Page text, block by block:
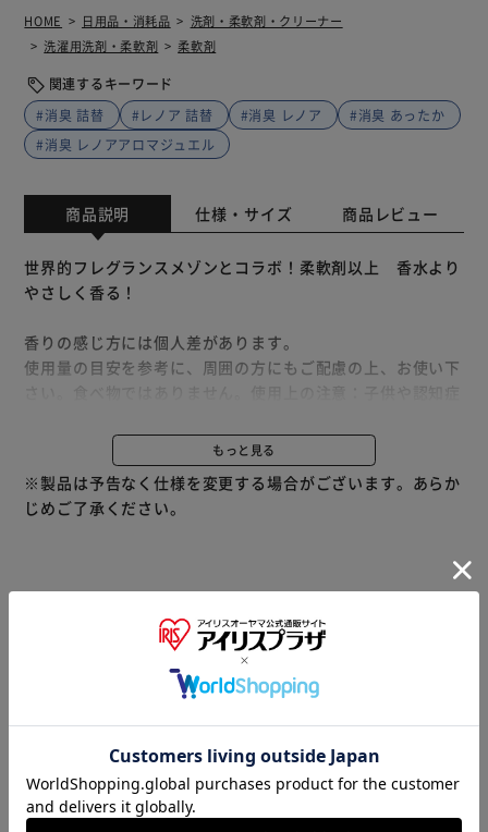
HOME 日用品・消耗品
洗剤・柔軟剤・クリーナー
洗濯用洗剤・柔軟剤
柔軟剤
関連するキーワード
#消臭 詰替
#レノア 詰替 #消臭 レノア
#消臭 あったか
#消臭 レノアアロマジュエル
商品説明 仕様・サイズ 商品レビュー
世界的フレグランスメゾンとコラボ！柔軟剤以上 香水より
やさしく香る！
香りの感じ方には個人差があります。
使用量の目安を参考に、周囲の方にもご配慮の上、お使い下
原因になる可能性がありますので、容器キャップは常に固く
締め、お子様が誤って口にいれないようにしてください。
応急処置：万が一、飲み込んだ場合は水を飲ませる、又、目
に入った場合はこすらずに水でよく洗う等応急処置をし、医
髪ふくタオルの水分さらっと吸収* 柔軟剤と比べて、超吸水
柔軟剤より上質なフレグランスが、香水よりやさしく、長く
く重なり、心やすらぐひとときへ。
縦型/ドラム式どちらでもOK
お洗濯のはじめに入れるだけ！
もっと見る
※製品は予告なく仕様を変更する場合がございます。あらか
じめご了承ください。
※当商品はお取り寄せ品の為、在庫の確認及び商品のお届け
までお時間を頂く場合がございます。
また、商品がメーカーにて完売となっていた場合、キャンセ
ル又は注文内容の変更をお願いいたしております。
予めご了承くださいますようお願いいたします。
商品はアイリスプラザがセレクトしたオススメ商品です。
商品情報